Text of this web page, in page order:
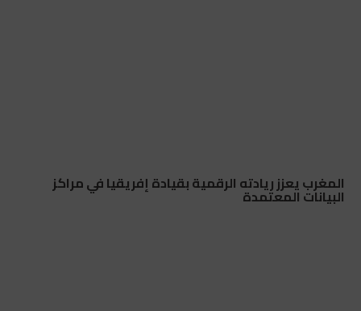
المغرب يعزز ريادته الرقمية بقيادة إفريقيا في مراكز
البيانات المعتمدة